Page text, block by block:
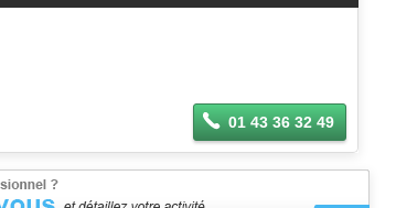
01 43 36 32 49